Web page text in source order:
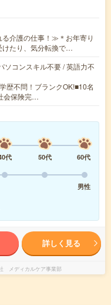
介護の仕事！≫＊お年寄り
けたり、気分転換で…
ソコンスキル不要 / 英語力不
歴不問！ブランクOK!■10名
会保険完…
代 50代
60代
男性
詳しく見る
メディカルケア事業部